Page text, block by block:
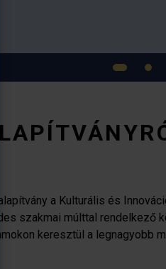
a Kulturális és
szakmai múlttal rendelkező
keresztül a legnagyobb